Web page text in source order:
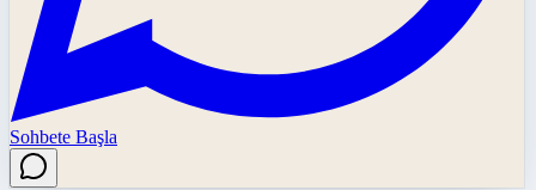
Sohbete Başla